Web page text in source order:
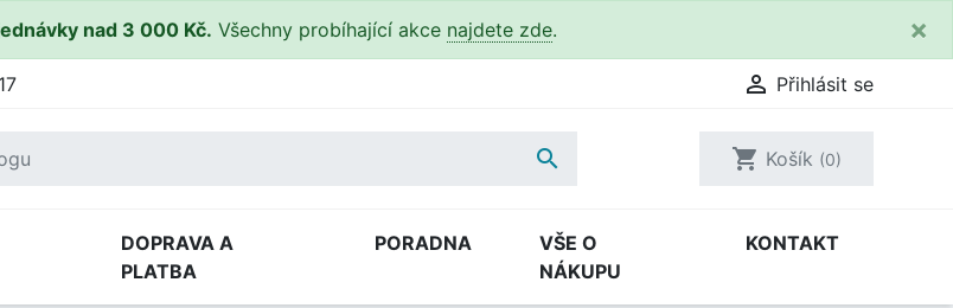
nad 3 000 Kč. Všechny probíhající akce najdete zde. ×
 Přihlásit se
 shopping_cart Košík (0)
DOPRAVA A
PLATBA
PORADNA
VŠE O
NÁKUPU
KONTAKT